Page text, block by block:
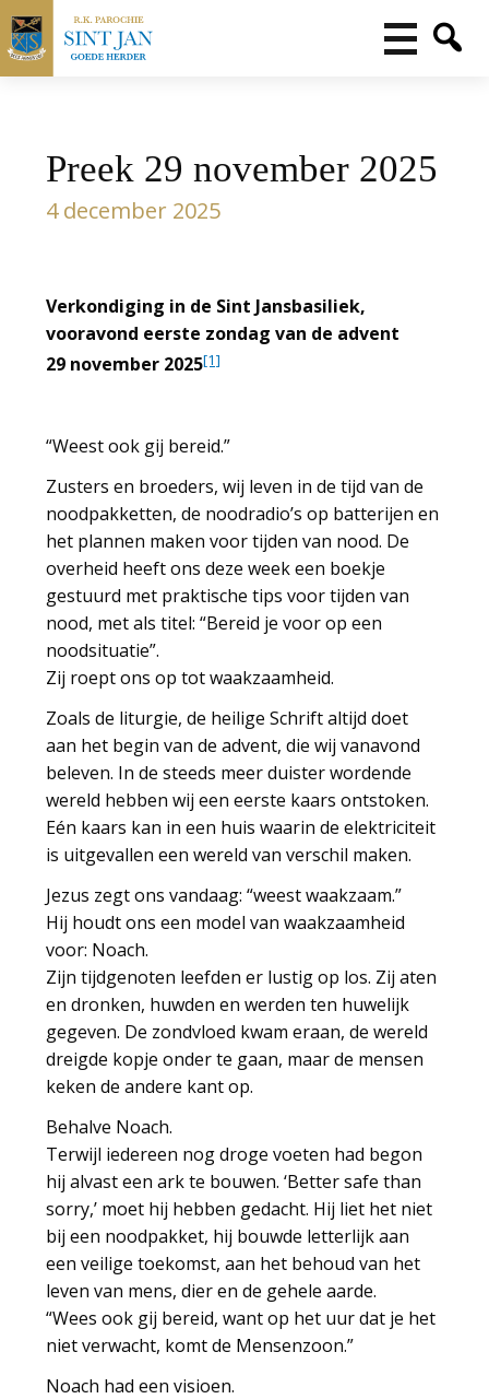
Preek 29 november 2025
4 december 2025
Verkondiging in de Sint Jansbasiliek,
vooravond eerste zondag van de advent
29 november 2025[1]
“Weest ook gij bereid.”
Zusters en broeders, wij leven in de tijd van de
noodpakketten, de noodradio’s op batterijen en
het plannen maken voor tijden van nood. De
overheid heeft ons deze week een boekje
gestuurd met praktische tips voor tijden van
nood, met als titel: “Bereid je voor op een
noodsituatie”.
Zij roept ons op tot waakzaamheid.
Zoals de liturgie, de heilige Schrift altijd doet
aan het begin van de advent, die wij vanavond
beleven. In de steeds meer duister wordende
wereld hebben wij een eerste kaars ontstoken.
Eén kaars kan in een huis waarin de elektriciteit
is uitgevallen een wereld van verschil maken.
Jezus zegt ons vandaag: “weest waakzaam.”
Hij houdt ons een model van waakzaamheid
voor: Noach.
Zijn tijdgenoten leefden er lustig op los. Zij aten
en dronken, huwden en werden ten huwelijk
gegeven. De zondvloed kwam eraan, de wereld
dreigde kopje onder te gaan, maar de mensen
keken de andere kant op.
Behalve Noach.
Terwijl iedereen nog droge voeten had begon
hij alvast een ark te bouwen. ‘Better safe than
sorry,’ moet hij hebben gedacht. Hij liet het niet
bij een noodpakket, hij bouwde letterlijk aan
een veilige toekomst, aan het behoud van het
leven van mens, dier en de gehele aarde.
“Wees ook gij bereid, want op het uur dat je het
niet verwacht, komt de Mensenzoon.”
Noach had een visioen.